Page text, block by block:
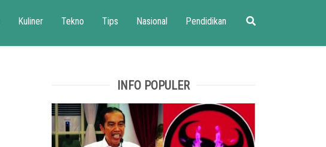
Kuliner Tekno Tips Nasional Pendidikan
INFO POPULER